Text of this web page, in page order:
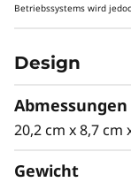
Betriebssystems wird
Design
Abmessungen
20,2 cm x 8,7 cm
Gewicht